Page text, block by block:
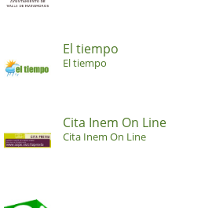
El tiempo
El tiempo
Cita Inem On Line
Cita Inem On Line